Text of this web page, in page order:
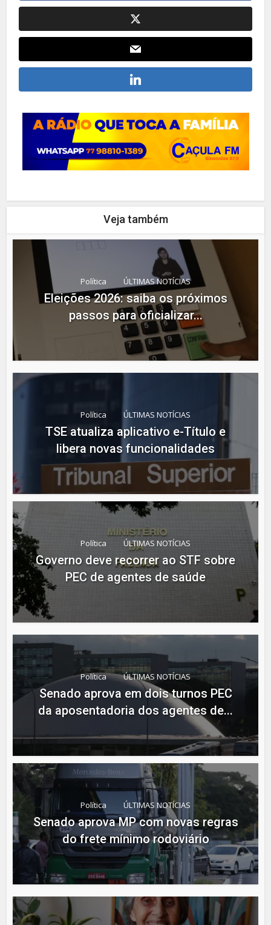
Veja também
Política ÚLTIMAS NOTÍCIAS
Eleições 2026: saiba os próximos
passos para oficializar...
Política ÚLTIMAS NOTÍCIAS
TSE atualiza aplicativo e-Título e
libera novas funcionalidades
Política ÚLTIMAS NOTÍCIAS
Governo deve recorrer ao STF sobre
PEC de agentes de saúde
Política ÚLTIMAS NOTÍCIAS
Senado aprova em dois turnos PEC
da aposentadoria dos agentes de...
Política ÚLTIMAS NOTÍCIAS
Senado aprova MP com novas regras
do frete mínimo rodoviário